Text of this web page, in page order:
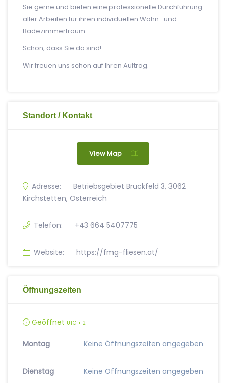
Sie gerne und bieten eine professionelle Durchführung
aller Arbeiten für ihren individuellen Wohn- und
Badezimmertraum.
Schön, dass Sie da sind!
Wir freuen uns schon auf Ihren Auftrag.
Standort / Kontakt
View Map
Adresse:
Betriebsgebiet Bruckfeld 3, 3062
Kirchstetten, Österreich
Telefon: +43 664 5407775
Website: https://fmg-fliesen.at/
Öffnungszeiten
Geöffnet UTC + 2
Montag Keine Öffnungszeiten angegeben
Dienstag Keine Öffnungszeiten angegeben